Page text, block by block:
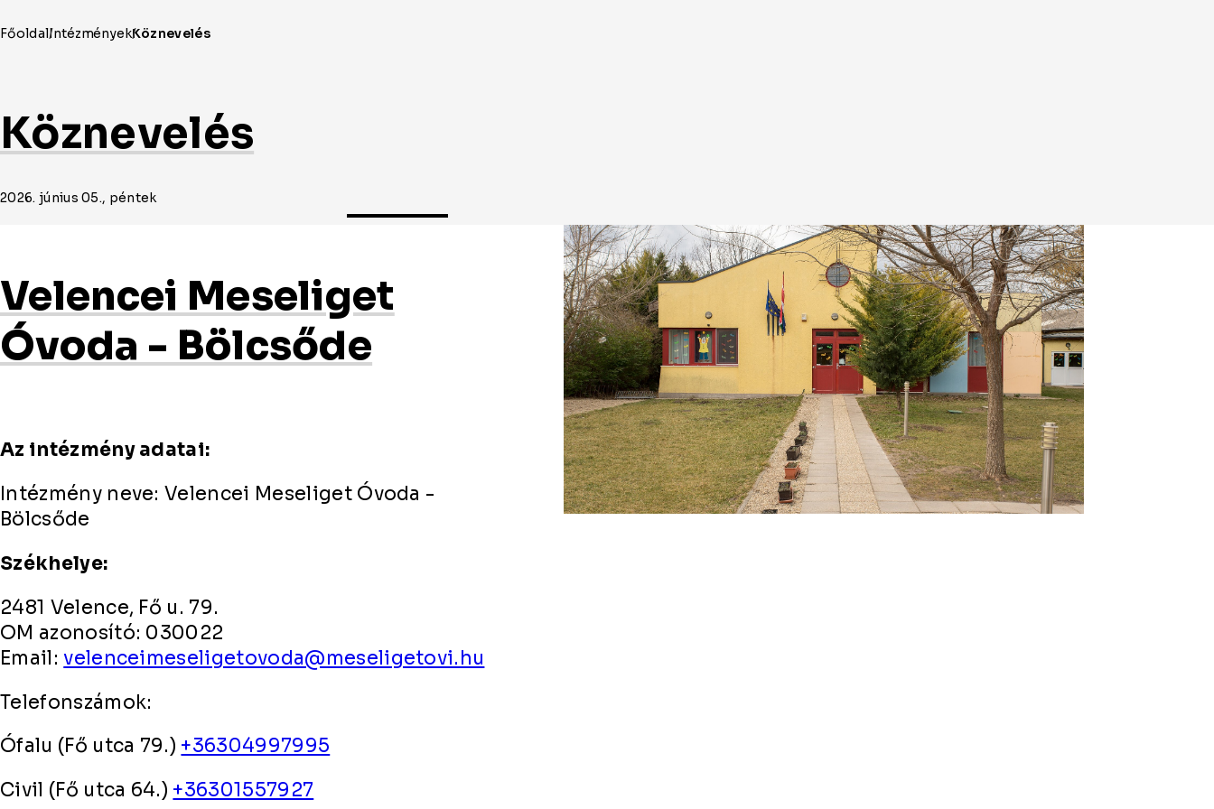
Köznevelés
2026. június 05., péntek
Velencei Meseliget
Óvoda - Bölcsőde
Az intézmény adatai:
Intézmény neve: Velencei Meseliget Óvoda -
Bölcsőde
Székhelye:
2481 Velence, Fő u. 79.
OM azonosító: 030022
Email:velenceimeseligetovoda@meseligetovi.hu
Telefonszámok:
Ófalu (Fő utca 79.) +36304997995
Civil (Fő utca 64.) +36301557927